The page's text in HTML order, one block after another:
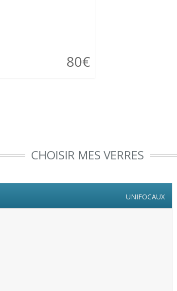
80€
CHOISIR MES VERRES
UNIFOCAUX